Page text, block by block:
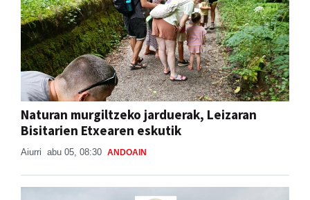
Naturan murgiltzeko jarduerak, Leizaran
Bisitarien Etxearen eskutik
Aiurri abu 05, 08:30 ANDOAIN